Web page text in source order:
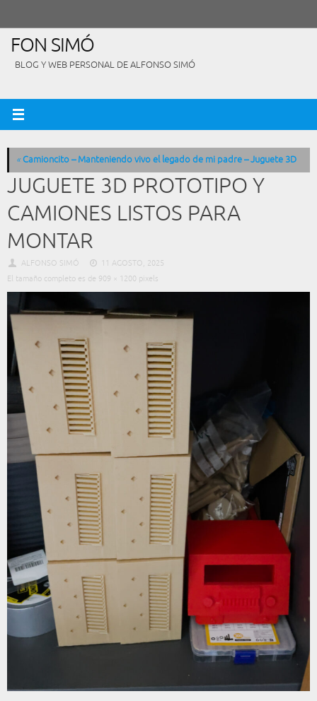
contenido
FON SIMÓ
BLOG Y WEB PERSONAL DE ALFONSO SIMÓ
«Camioncito – Manteniendo vivo el legado de mi padre – Juguete 3D
JUGUETE 3D PROTOTIPO Y
CAMIONES LISTOS PARA
MONTAR
ALFONSO SIMÓ
11 AGOSTO, 2025
El tamaño completo es de 909 × 1200 pixels